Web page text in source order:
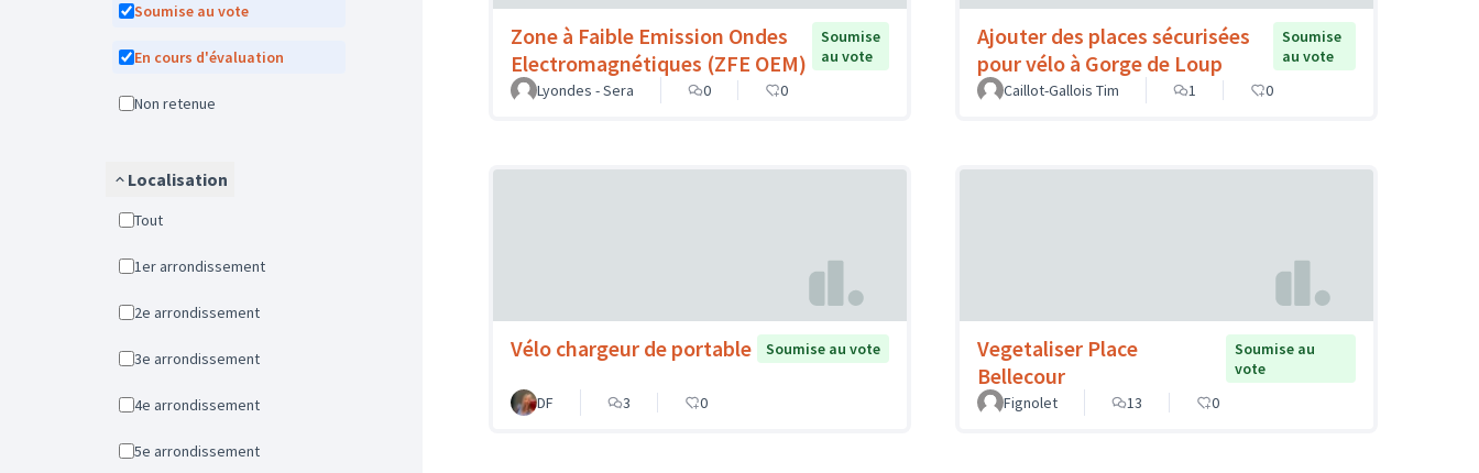
Soumise au vote
En cours d'évaluation
Non retenue
Localisation
Tout
1er arrondissement
2e arrondissement
3e arrondissement
4e arrondissement
5e arrondissement
Zone à Faible Emission Ondes
Electromagnétiques (ZFE OEM)
Soumise
au vote
Lyondes - Sera
0 0
Ajouter des places sécurisées
pour vélo à Gorge de Loup
Soumise
au vote
Caillot-Gallois Tim
1 0
Vélo chargeur de portable Soumise au vote
DF 3 0
Vegetaliser Place
Bellecour
Soumise au
vote
Fignolet
13 0